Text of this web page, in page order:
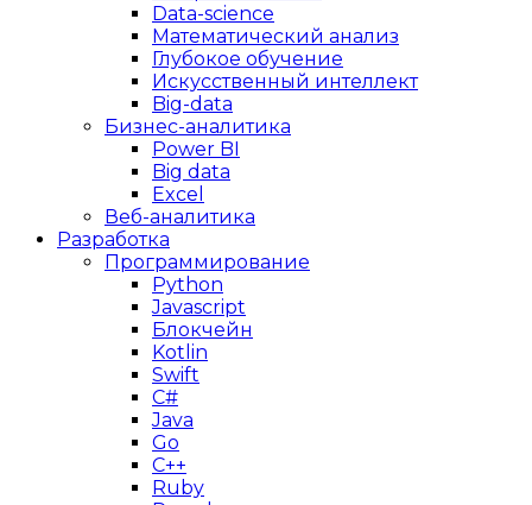
Data-science
Математический анализ
Глубокое обучение
Искусственный интеллект
Big-data
Бизнес-аналитика
Power BI
Big data
Excel
Веб-аналитика
Разработка
Программирование
Python
Javascript
Блокчейн
Kotlin
Swift
C#
Java
Go
C++
Ruby